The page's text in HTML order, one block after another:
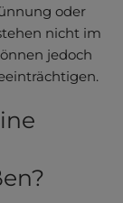
oder
nicht im
jedoch